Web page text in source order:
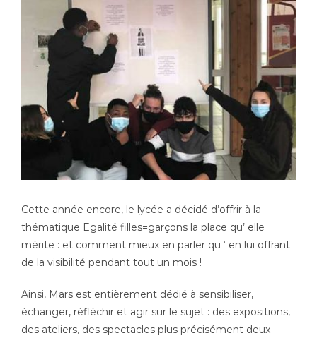
Cette année encore, le lycée a décidé d’offrir à la
thématique Egalité filles=garçons la place qu’ elle
mérite : et comment mieux en parler qu ‘ en lui offrant
de la visibilité pendant tout un mois !
Ainsi, Mars est entièrement dédié à sensibiliser,
échanger, réfléchir et agir sur le sujet : des expositions,
des ateliers, des spectacles plus précisément deux